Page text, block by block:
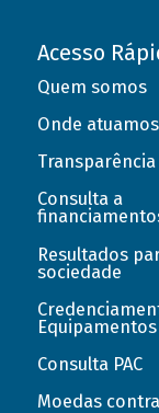
Acesso
Quem somos
Onde atuamos
Transparência
Consulta a
Resultados
sociedade
Equipamentos
Consulta PAC
Moedas